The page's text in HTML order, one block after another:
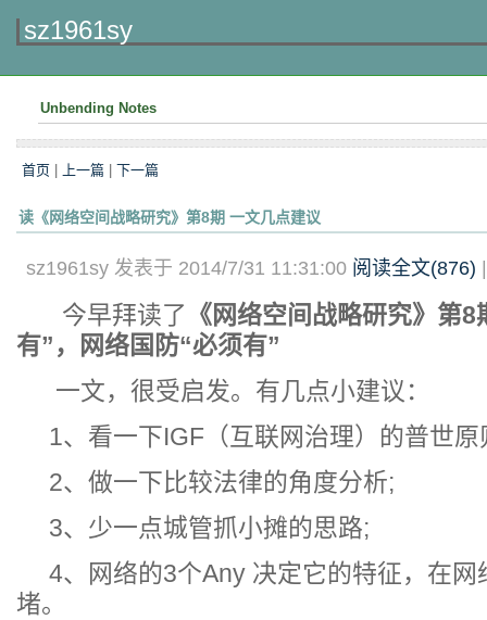
sz1961sy
Unbending Notes
首页 上一篇 下一篇
读《网络空间战略研究》第8期 一文几点建议
sz1961sy 发表于 2014/7/31 11:31:00 阅读全文(876)
今早拜读了 《网络空间战略研究》第
有”，网络国防“必须有”
一文，很受启发。有几点小建议：
1、看一下IGF（互联网治理）的普世原
2、做一下比较法律的角度分析;
3、少一点城管抓小摊的思路;
4、网络的3个Any 决定它的特征，在网
堵。